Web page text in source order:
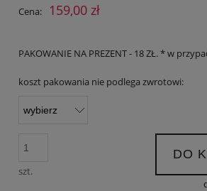
Cena: 159,00 zł
PAKOWANIE NA PREZENT - 18 ZŁ. * w
koszt pakowania nie podlega zwrotowi:
szt.
DO